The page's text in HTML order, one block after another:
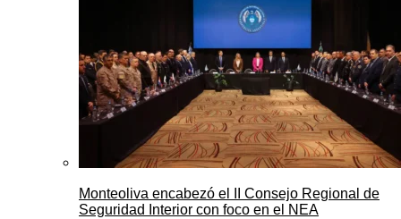
Monteoliva encabezó el II Consejo Regional de
Seguridad Interior con foco en el NEA